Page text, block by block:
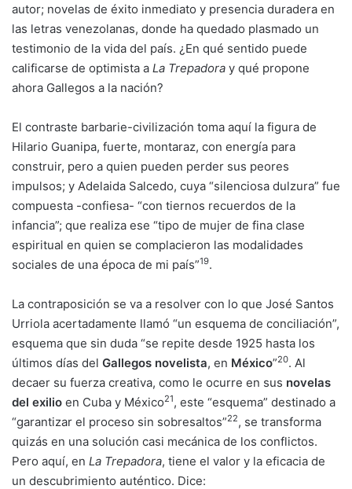
autor; novelas de éxito inmediato y presencia duradera en
las letras venezolanas, donde ha quedado plasmado un
testimonio de la vida del país. ¿En qué sentido puede
calificarse de optimista a La Trepadora y qué propone
ahora Gallegos a la nación?
El contraste barbarie-civilización toma aquí la figura de
Hilario Guanipa, fuerte, montaraz, con energía para
construir, pero a quien pueden perder sus peores
impulsos; y Adelaida Salcedo, cuya “silenciosa dulzura” fue
compuesta -confiesa- “con tiernos recuerdos de la
infancia”; que realiza ese “tipo de mujer de fina clase
espiritual en quien se complacieron las modalidades
sociales de una época de mi país”19.
La contraposición se va a resolver con lo que José Santos
Urriola acertadamente llamó “un esquema de conciliación”,
esquema que sin duda “se repite desde 1925 hasta los
últimos días del Gallegos novelista, en México”20. Al
decaer su fuerza creativa, como le ocurre en sus novelas
del exilio en Cuba y México21, este “esquema” destinado a
“garantizar el proceso sin sobresaltos”22, se transforma
quizás en una solución casi mecánica de los conflictos.
Pero aquí, en La Trepadora, tiene el valor y la eficacia de
un descubrimiento auténtico. Dice: